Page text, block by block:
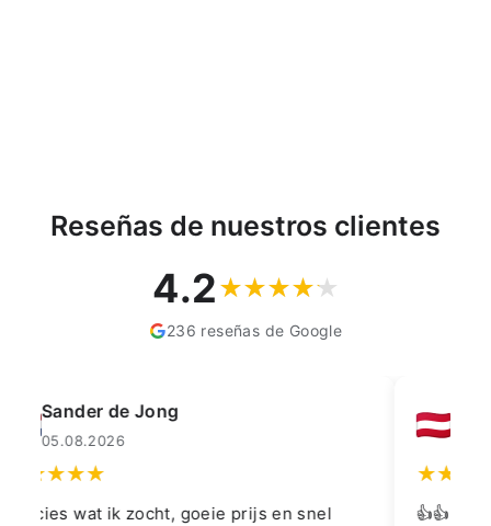
Reseñas de nuestros clientes
4.2
236 reseñas de Google
Muahmmet Karadag
04.08.2026
👍👍👍👌